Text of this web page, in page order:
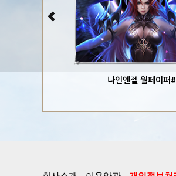
나인엔젤 월페이퍼